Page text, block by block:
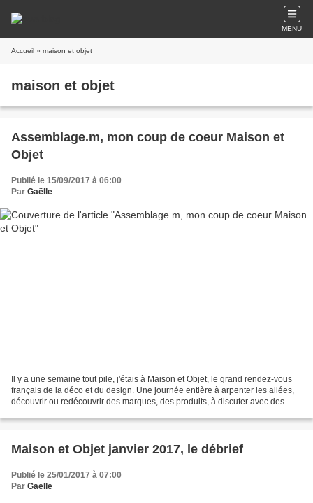
MENU
Accueil » maison et objet
maison et objet
Assemblage.m, mon coup de coeur Maison et
Objet
Publié le 15/09/2017 à 06:00
Par Gaëlle
Il y a une semaine tout pile, j'étais à Maison et Objet, le grand rendez-vous
français de la déco et du design. Une journée entière à arpenter les allées,
découvrir ou redécouvrir des marques, des produits, à discuter avec des
Maison et Objet janvier 2017, le débrief
Publié le 25/01/2017 à 07:00
Par Gaelle